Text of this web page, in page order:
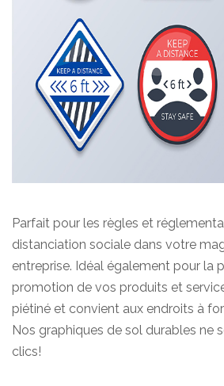
Parfait pour les règles et
distanciation sociale dans votre
entreprise. Idéal également pour la
promotion de vos produits et
piétiné et convient aux endroits à
Nos graphiques de sol durables ne
clics!